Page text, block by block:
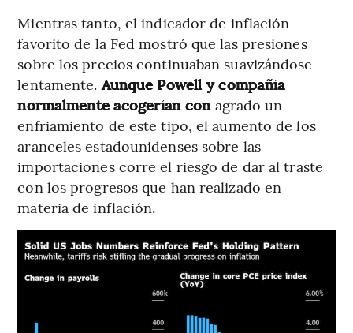
Mientras tanto, el indicador de inflación
favorito de la Fed mostró que las presiones
sobre los precios continuaban suavizándose
lentamente.Aunque Powell y compañía
normalmente acogerían con agrado un
enfriamiento de este tipo, el aumento de los
aranceles estadounidenses sobre las
importaciones corre el riesgo de dar al traste
con los progresos que han realizado en
materia de inflación.